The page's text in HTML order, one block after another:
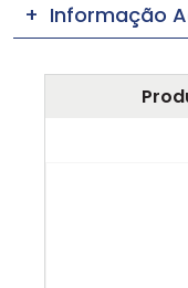
Informação